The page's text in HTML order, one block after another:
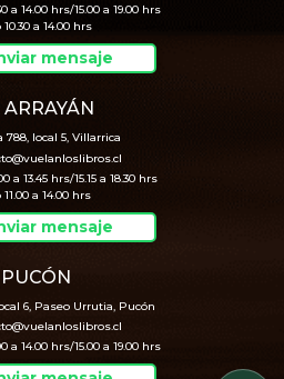
a 14.00 hrs/15.00 a 19.00 hrs
10.30 a 14.00 hrs
mensaje
ARRAYÁN
local 5, Villarrica
a 13.45 hrs/15.15 a 18.30 hrs
11.00 a 14.00 hrs
mensaje
PUCÓN
6, Paseo Urrutia, Pucón
a 14.00 hrs/15.00 a 19.00 hrs